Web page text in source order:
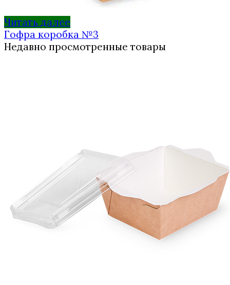
Читать далее
Гофра коробка №3
Недавно просмотренные товары